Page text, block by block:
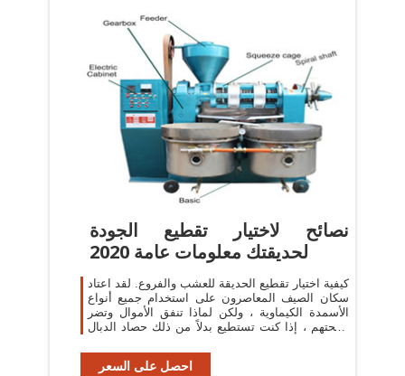
نصائح لاختيار تقطيع الجودة
لحديقتك معلومات عامة 2020
كيفية اختيار تقطيع الحديقة للعشب والفروع. لقد اعتاد
سكان الصيف المعاصرون على استخدام جميع أنواع
الأسمدة الكيماوية ، ولكن لماذا تنفق الأموال وتضر
بصحتهم ، إذا كنت تستطيع بدلاً من ذلك حصاد الدبال
احصل على السعر